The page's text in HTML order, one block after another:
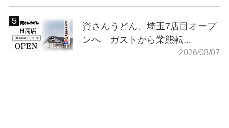
資さんうどん、埼玉7店目オープ
ンへ ガストから業態転...
2026/08/07